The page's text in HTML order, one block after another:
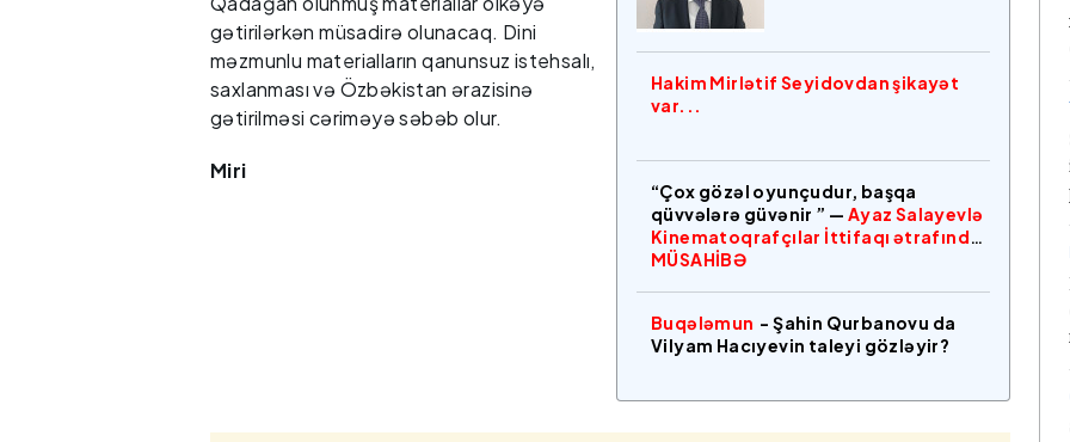
Hakim Mirlətif Seyidovdan şikayət
var...
“Çox gözəl oyunçudur, başqa
qüvvələrə güvənir ” — Ayaz Salayevlə
Kinematoqrafçılar İttifaqı ətrafında
MÜSAHİBƏ
Buqələmun - Şahin Qurbanovu da
Vilyam Hacıyevin taleyi gözləyir?
gətirilərkən müsadirə olunacaq. Dini
məzmunlu materialların qanunsuz istehsalı,
saxlanması və Özbəkistan ərazisinə
gətirilməsi cəriməyə səbəb olur.
Miri